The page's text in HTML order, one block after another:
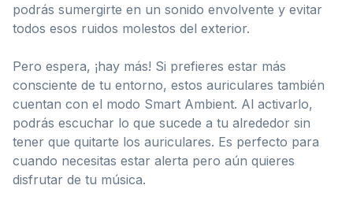
podrás sumergirte en un sonido envolvente y evitar
todos esos ruidos molestos del exterior.
Pero espera, ¡hay más! Si prefieres estar más
consciente de tu entorno, estos auriculares también
cuentan con el modo Smart Ambient. Al activarlo,
podrás escuchar lo que sucede a tu alrededor sin
tener que quitarte los auriculares. Es perfecto para
cuando necesitas estar alerta pero aún quieres
disfrutar de tu música.